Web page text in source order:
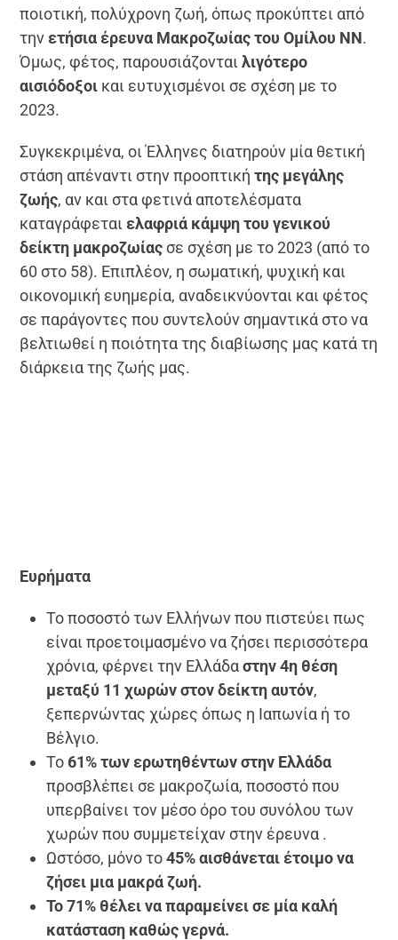
ποιοτική, πολύχρονη ζωή, όπως προκύπτει από
την ετήσια έρευνα Μακροζωίας του Ομίλου ΝΝ.
Όμως, φέτος, παρουσιάζονταιλιγότερο
αισιόδοξοι και ευτυχισμένοι σε σχέση με το
2023.
Συγκεκριμένα, οι Έλληνες διατηρούν μία θετική
στάση απέναντι στην προοπτικήτης μεγάλης
ζωής, αν και στα φετινά αποτελέσματα
καταγράφεται ελαφριά κάμψη του γενικού
δείκτη μακροζωίας σε σχέση με το 2023 (από το
60 στο 58). Επιπλέον, η σωματική, ψυχική και
οικονομική ευημερία, αναδεικνύονται και φέτος
σε παράγοντες που συντελούν σημαντικά στο να
βελτιωθεί η ποιότητα της διαβίωσης μας κατά τη
διάρκεια της ζωής μας.
Ευρήματα
Το ποσοστό των Ελλήνων που πιστεύει πως
είναι προετοιμασμένο να ζήσει περισσότερα
χρόνια, φέρνει την Ελλάδαστην 4η θέση
μεταξύ 11 χωρών στον δείκτη αυτόν,
ξεπερνώντας χώρες όπως η Ιαπωνία ή το
Βέλγιο.
Το61% των ερωτηθέντων στην Ελλάδα
προσβλέπει σε μακροζωία, ποσοστό που
υπερβαίνει τον μέσο όρο του συνόλου των
χωρών που συμμετείχαν στην έρευνα .
Ωστόσο, μόνο το45% αισθάνεται έτοιμο να
ζήσει μια μακρά ζωή.
Το 71% θέλει να παραμείνει σε μία καλή
κατάσταση καθώς γερνά.